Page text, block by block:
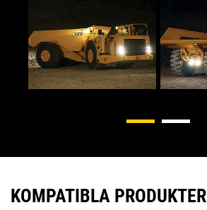
KOMPATIBLA PRODUKTER